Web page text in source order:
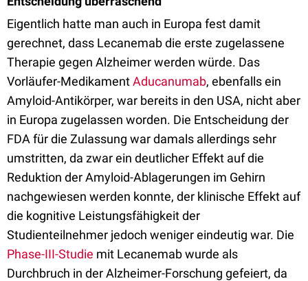
Eigentlich hatte man auch in Europa fest damit
gerechnet, dass Lecanemab die erste zugelassene
Therapie gegen Alzheimer werden würde. Das
Vorläufer-MedikamentAducanumab, ebenfalls ein
Amyloid-Antikörper, war bereits in den USA, nicht aber
in Europa zugelassen worden. Die Entscheidung der
FDA für die Zulassung war damals allerdings sehr
umstritten, da zwar ein deutlicher Effekt auf die
Reduktion der Amyloid-Ablagerungen im Gehirn
nachgewiesen werden konnte, der klinische Effekt auf
die kognitive Leistungsfähigkeit der
Studienteilnehmer jedoch weniger eindeutig war. Die
Phase-III-Studie mit Lecanemab wurde als
Durchbruch in der Alzheimer-Forschung gefeiert, da